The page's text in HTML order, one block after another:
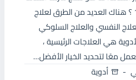
عند الرجال مجربة 100 ؟ هناك العديد من الطرق لعلاج
النفسي والعلاج السلوكي
هي العلاجات الرئيسية ،
معًا لتحديد الخيار الأفضل…
أدوية